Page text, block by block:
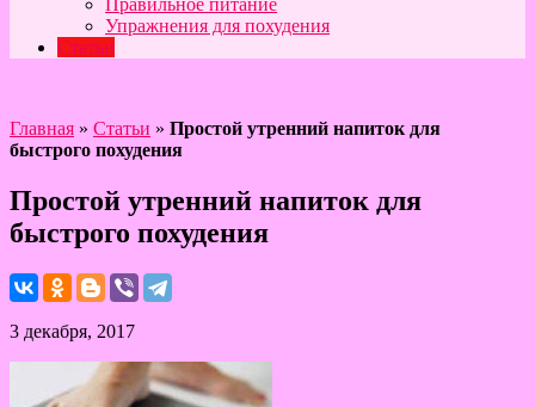
Упражнения для похудения
Статьи
Главная » Статьи » Простой утренний напиток для
быстрого похудения
Простой утренний напиток для
быстрого похудения
3 декабря, 2017